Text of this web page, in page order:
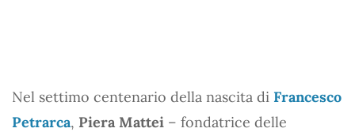
Nel settimo centenario della nascita di Francesco
Petrarca, Piera Mattei – fondatrice delle